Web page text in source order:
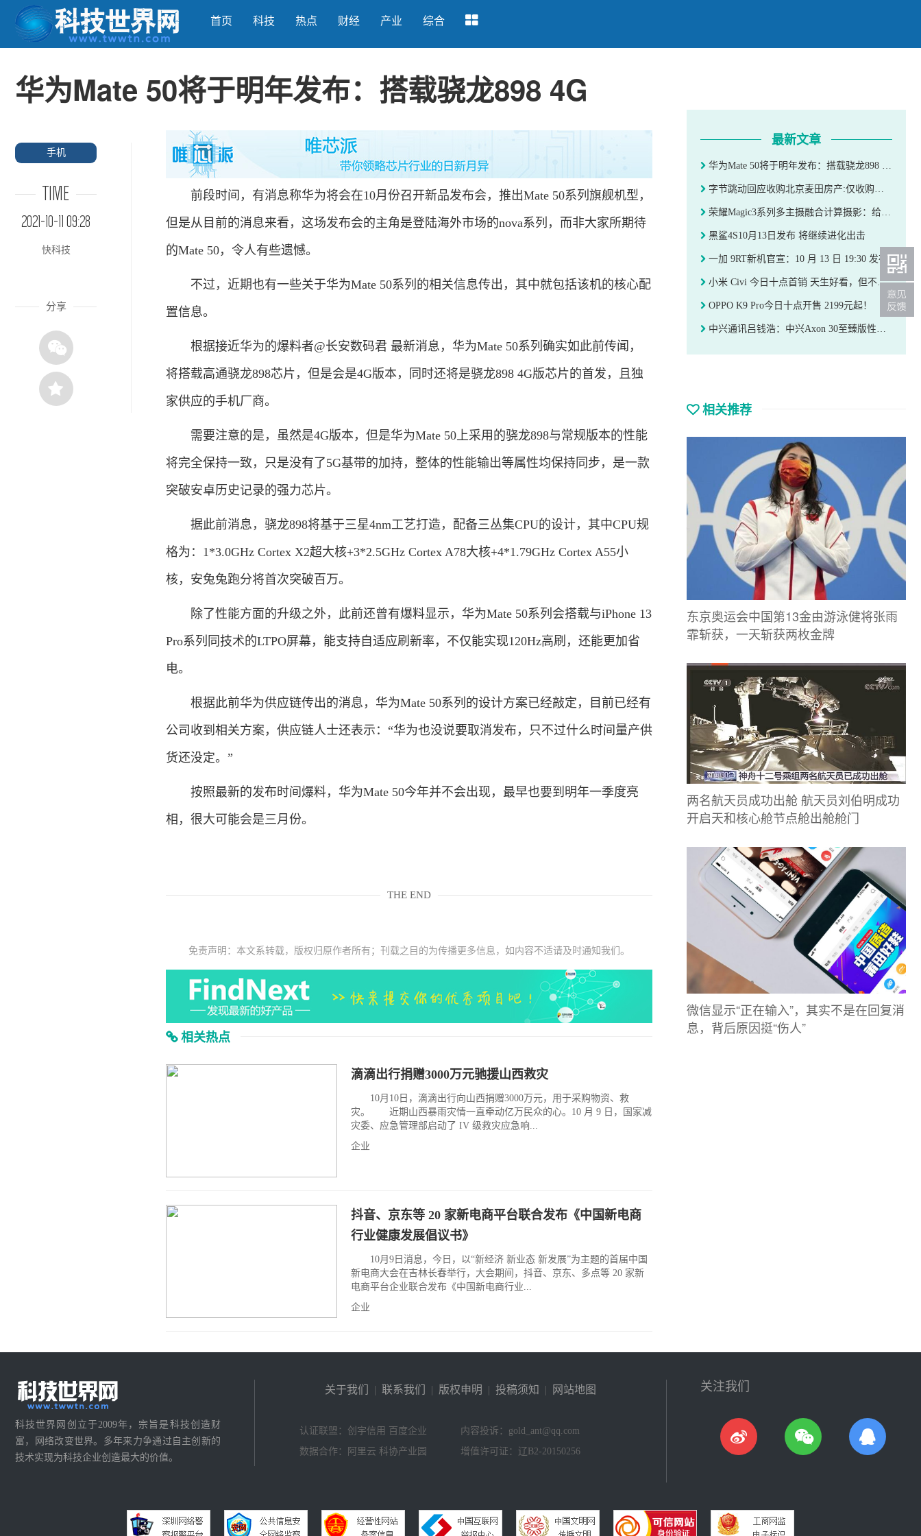
首页 科技 热点 财经 产业 综合
华为Mate 50将于明年发布：搭载骁龙898 4G
手机
TIME
2021-10-11 09:28
快科技
分享
前段时间，有消息称华为将会在10月份召开新品发布会，推出Mate 50系列旗舰机型，
但是从目前的消息来看，这场发布会的主角是登陆海外市场的nova系列，而非大家所期待
的Mate 50，令人有些遗憾。
不过，近期也有一些关于华为Mate 50系列的相关信息传出，其中就包括该机的核心配
置信息。
根据接近华为的爆料者@长安数码君 最新消息，华为Mate 50系列确实如此前传闻，
将搭载高通骁龙898芯片，但是会是4G版本，同时还将是骁龙898 4G版芯片的首发，且独
家供应的手机厂商。
需要注意的是，虽然是4G版本，但是华为Mate 50上采用的骁龙898与常规版本的性能
将完全保持一致，只是没有了5G基带的加持，整体的性能输出等属性均保持同步，是一款
突破安卓历史记录的强力芯片。
据此前消息，骁龙898将基于三星4nm工艺打造，配备三丛集CPU的设计，其中CPU规
格为：1*3.0GHz Cortex X2超大核+3*2.5GHz Cortex A78大核+4*1.79GHz Cortex A55小
核，安兔兔跑分将首次突破百万。
除了性能方面的升级之外，此前还曾有爆料显示，华为Mate 50系列会搭载与iPhone 13
Pro系列同技术的LTPO屏幕，能支持自适应刷新率，不仅能实现120Hz高刷，还能更加省
电。
根据此前华为供应链传出的消息，华为Mate 50系列的设计方案已经敲定，目前已经有
公司收到相关方案，供应链人士还表示：“华为也没说要取消发布，只不过什么时间量产供
货还没定。”
按照最新的发布时间爆料，华为Mate 50今年并不会出现，最早也要到明年一季度亮
相，很大可能会是三月份。
THE END
免责声明：本文系转载，版权归原作者所有；刊载之目的为传播更多信息，如内容不适请及时通知我们。
相关热点
滴滴出行捐赠3000万元驰援山西救灾
10月10日，滴滴出行向山西捐赠3000万元，用于采购物资、救
灾。 近期山西暴雨灾情一直牵动亿万民众的心。10 月 9 日，国家减
灾委、应急管理部启动了 IV 级救灾应急响...
企业
抖音、京东等 20 家新电商平台联合发布《中国新电商
行业健康发展倡议书》
10月9日消息，今日，以“新经济 新业态 新发展”为主题的首届中国
新电商大会在吉林长春举行，大会期间，抖音、京东、多点等 20 家新
电商平台企业联合发布《中国新电商行业...
企业
最新文章
华为Mate 50将于明年发布：搭载骁龙898 4G
字节跳动回应收购北京麦田房产:仅收购麦田旗下一家公司
荣耀Magic3系列多主摄融合计算摄影：给iPhone13点颜色看看
黑鲨4S10月13日发布 将继续进化出击
一加 9RT新机官宣：10 月 13 日 19:30 发布
小米 Civi 今日十点首销 天生好看，但不止于好看
OPPO K9 Pro今日十点开售 2199元起！
中兴通讯吕钱浩：中兴Axon 30至臻版性价比高 友商512G版卖5000+
相关推荐
东京奥运会中国第13金由游泳健将张雨
霏斩获，一天斩获两枚金牌
两名航天员成功出舱 航天员刘伯明成功
开启天和核心舱节点舱出舱舱门
微信显示“正在输入”，其实不是在回复消
息，背后原因挺“伤人”
科技世界网创立于2009年，宗旨是科技创造财
富，网络改变世界。多年来力争通过自主创新的
技术实现为科技企业创造最大的价值。
关于我们 | 联系我们 | 版权申明 | 投稿须知 | 网站地图
认证联盟：创宇信用 百度企业
内容投诉：gold_ant@qq.com
数据合作：阿里云 科协产业园
增值许可证：辽B2-20150256
关注我们